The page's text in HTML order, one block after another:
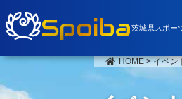
Spoiba茨城県スポー
HOME>イベン